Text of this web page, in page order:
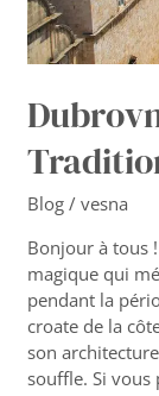
Blog /vesna
Bonjour à tous
magique qui
pendant la
croate de la
son
souffle. Si